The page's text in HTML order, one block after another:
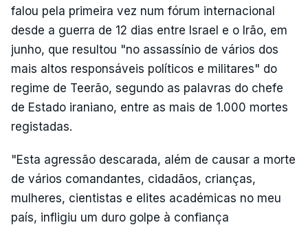
falou pela primeira vez num fórum internacional
desde a guerra de 12 dias entre Israel e o Irão, em
junho, que resultou "no assassínio de vários dos
mais altos responsáveis políticos e militares" do
regime de Teerão, segundo as palavras do chefe
de Estado iraniano, entre as mais de 1.000 mortes
registadas.
"Esta agressão descarada, além de causar a morte
de vários comandantes, cidadãos, crianças,
mulheres, cientistas e elites académicas no meu
país, infligiu um duro golpe à confiança